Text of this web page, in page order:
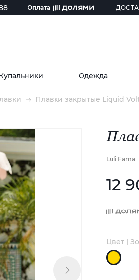
Оплата
Купальники Одежда
Плавки закрытые Liquid
Luli Fama
12
Цвет |